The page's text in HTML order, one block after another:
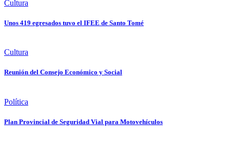
Cultura
Unos 419 egresados tuvo el IFEE de Santo Tomé
Cultura
Reunión del Consejo Económico y Social
Política
Plan Provincial de Seguridad Vial para Motovehículos